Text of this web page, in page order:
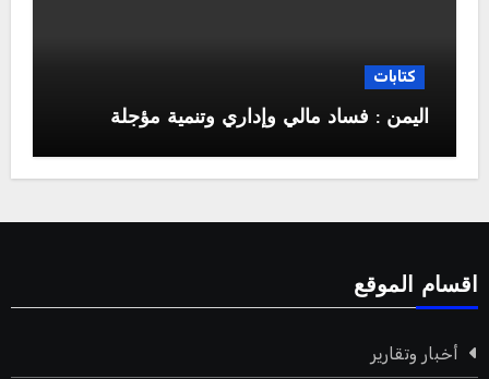
كتابات
اليمن : فساد مالي وإداري وتنمية مؤجلة
اقسام الموقع
أخبار وتقارير